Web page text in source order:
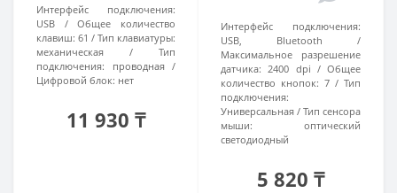
Интерфейс подключения:
USB
Общее количество
клавиш: 61
Тип клавиатуры:
механическая
Тип
подключения:
проводная
Цифровой блок: нет
11 930 ₸
Интерфейс подключения:
USB, Bluetooth
Максимальное разрешение
датчика: 2400 dpi
Общее
количество кнопок: 7
Тип
подключения:
Универсальная
Тип сенсора
мыши:
оптический
светодиодный
5 820 ₸